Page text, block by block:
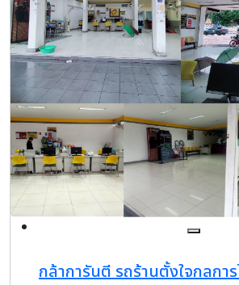
กล้าการันตี รถร้านตั้งใจกลก